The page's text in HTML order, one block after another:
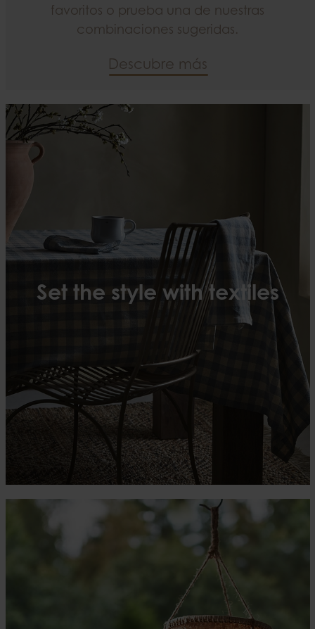
favoritos o prueba una de nuestras
combinaciones sugeridas.
Descubre más
Set the style with textiles